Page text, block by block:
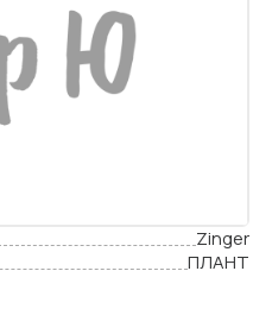
Zinger
ПЛАНТ